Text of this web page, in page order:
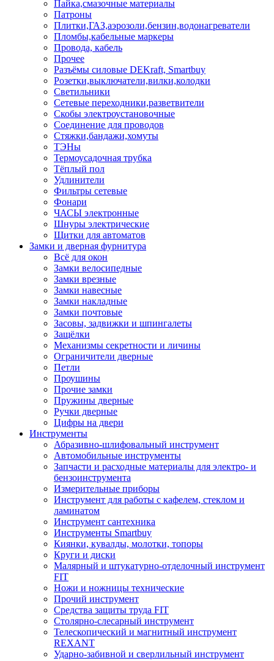
Пайка,смазочные материалы
Патроны
Плитки,ГАЗ,аэрозоли,бензин,водонагреватели
Пломбы,кабельные маркеры
Провода, кабель
Прочее
Разъёмы силовые DEKraft, Smartbuy
Розетки,выключатели,вилки,колодки
Светильники
Сетевые переходники,разветвители
Скобы электроустановочные
Соединение для проводов
Стяжки,бандажи,хомуты
ТЭНы
Термоусадочная трубка
Тёплый пол
Удлинители
Фильтры сетевые
Фонари
ЧАСЫ электронные
Шнуры электрические
Щитки для автоматов
Замки и дверная фурнитура
Всё для окон
Замки велосипедные
Замки врезные
Замки навесные
Замки накладные
Замки почтовые
Засовы, задвижки и шпингалеты
Защёлки
Механизмы секретности и личины
Ограничители дверные
Петли
Проушины
Прочие замки
Пружины дверные
Ручки дверные
Цифры на двери
Инструменты
Абразивно-шлифовальный инструмент
Автомобильные инструменты
Запчасти и расходные материалы для электро- и
бензоинструмента
Измерительные приборы
Инструмент для работы с кафелем, стеклом и
ламинатом
Инструмент сантехника
Инструменты Smartbuy
Киянки, кувалды, молотки, топоры
Круги и диски
Малярный и штукатурно-отделочный инструмент
FIT
Ножи и ножницы технические
Прочий инструмент
Средства защиты труда FIT
Столярно-слесарный инструмент
Телескопический и магнитный инструмент
REXANT
Ударно-забивной и сверлильный инструмент